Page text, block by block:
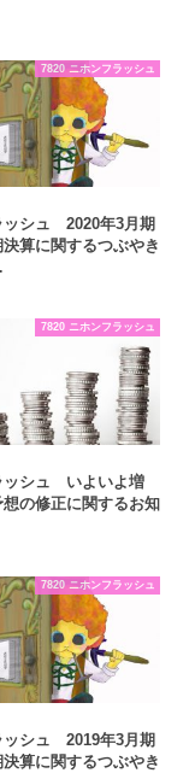
7820 ニホンフラッシュ
ッシュ 2020年3月期
算に関するつぶやき
7820 ニホンフラッシュ
ッシュ いよいよ増
の修正に関するお知
7820 ニホンフラッシュ
ッシュ 2019年3月期
算に関するつぶやき